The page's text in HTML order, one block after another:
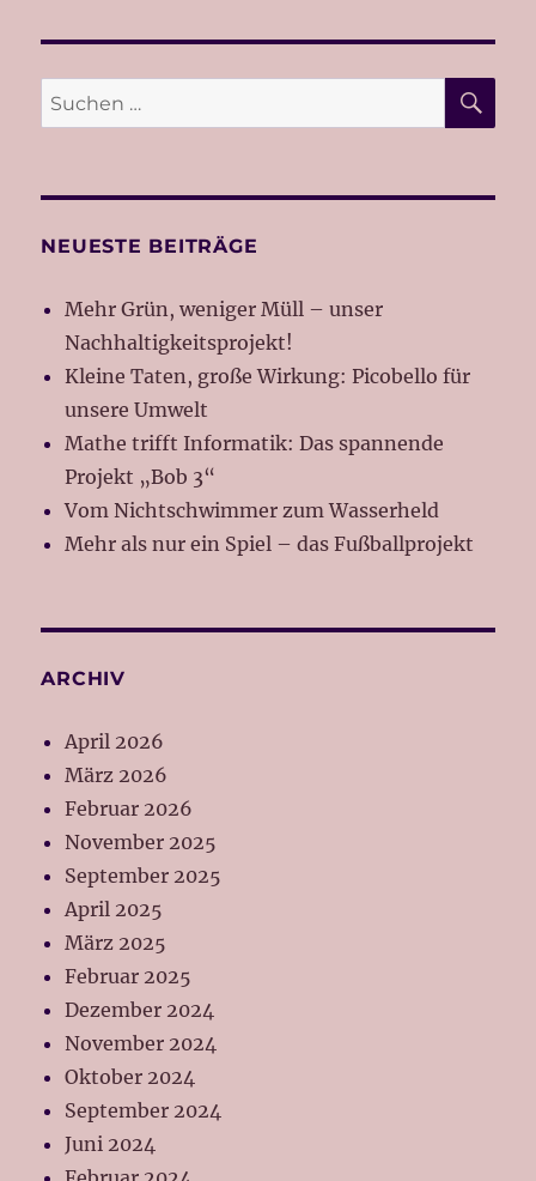
Suche
nach:
NEUESTE BEITRÄGE
Mehr Grün, weniger Müll – unser
Nachhaltigkeitsprojekt!
Kleine Taten, große Wirkung: Picobello für
unsere Umwelt
Mathe trifft Informatik: Das spannende
Projekt „Bob 3“
Vom Nichtschwimmer zum Wasserheld
Mehr als nur ein Spiel – das Fußballprojekt
ARCHIV
April 2026
März 2026
Februar 2026
November 2025
September 2025
April 2025
März 2025
Februar 2025
Dezember 2024
November 2024
Oktober 2024
September 2024
Juni 2024